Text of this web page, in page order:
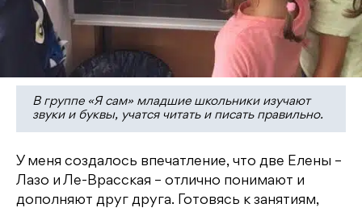
В группе «Я сам» младшие школьники изучают
звуки и буквы, учатся читать и писать правильно.
У меня создалось впечатление, что две Елены –
Лазо и Ле-Врасская – отлично понимают и
дополняют друг друга. Готовясь к занятиям,